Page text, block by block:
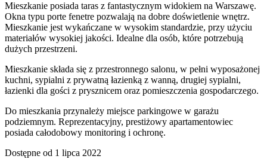
Mieszkanie posiada taras z fantastycznym widokiem na Warszawę.
Okna typu porte fenetre pozwalają na dobre doświetlenie wnętrz.
Mieszkanie jest wykańczane w wysokim standardzie, przy użyciu
materiałów wysokiej jakości. Idealne dla osób, które potrzebują
dużych przestrzeni.
Mieszkanie składa się z przestronnego salonu, w pełni wyposażonej
kuchni, sypialni z prywatną łazienką z wanną, drugiej sypialni,
łazienki dla gości z prysznicem oraz pomieszczenia gospodarczego.
Do mieszkania przynależy miejsce parkingowe w garażu
podziemnym. Reprezentacyjny, prestiżowy apartamentowiec
posiada całodobowy monitoring i ochronę.
Dostępne od 1 lipca 2022